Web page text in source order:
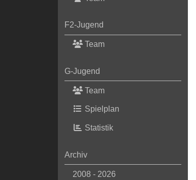
F2-Jugend
Team
G-Jugend
Team
Spielplan
Statistik
Archiv
2008 - 2026